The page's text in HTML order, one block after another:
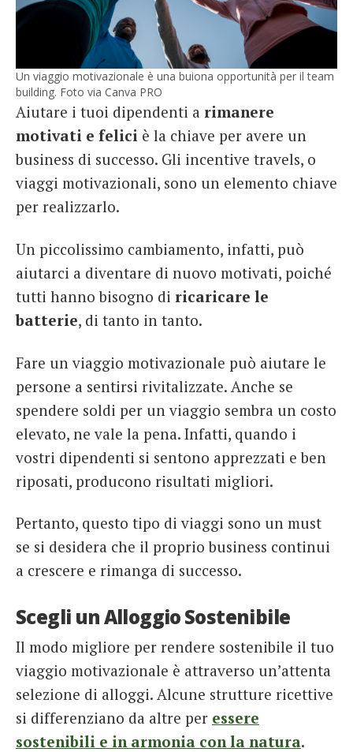
Un viaggio motivazionale è una buiona opportunità per il team
building. Foto via Canva PRO
Aiutare i tuoi dipendenti a rimanere
motivati e felici è la chiave per avere un
business di successo. Gli incentive travels, o
viaggi motivazionali, sono un elemento chiave
per realizzarlo.
Un piccolissimo cambiamento, infatti, può
aiutarci a diventare di nuovo motivati, poiché
tutti hanno bisogno di ricaricare le
batterie, di tanto in tanto.
Fare un viaggio motivazionale può aiutare le
persone a sentirsi rivitalizzate. Anche se
spendere soldi per un viaggio sembra un costo
elevato, ne vale la pena. Infatti, quando i
vostri dipendenti si sentono apprezzati e ben
riposati, producono risultati migliori.
Pertanto, questo tipo di viaggi sono un must
se si desidera che il proprio business continui
a crescere e rimanga di successo.
Scegli un Alloggio Sostenibile
Il modo migliore per rendere sostenibile il tuo
viaggio motivazionale è attraverso un’attenta
selezione di alloggi. Alcune strutture ricettive
si differenziano da altre per essere
sostenibili e in armonia con la natura.